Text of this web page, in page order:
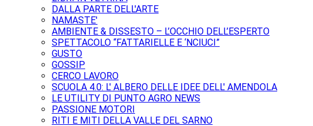
DALLA PARTE DELL'ARTE
NAMASTE'
AMBIENTE & DISSESTO – L’OCCHIO DELL’ESPERTO
SPETTACOLO “FATTARIELLE E ‘NCIUCI”
GUSTO
GOSSIP
CERCO LAVORO
SCUOLA 4.0: L' ALBERO DELLE IDEE DELL' AMENDOLA
LE UTILITY DI PUNTO AGRO NEWS
PASSIONE MOTORI
RITI E MITI DELLA VALLE DEL SARNO